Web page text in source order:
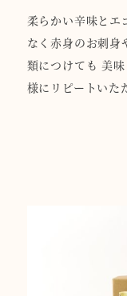
柔らかい辛味とエ
なく赤身のお刺身
類につけても 美
様にリピートいた